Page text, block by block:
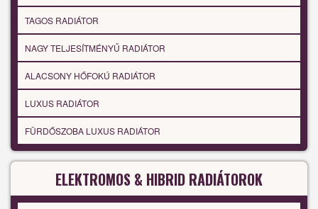
TAGOS RADIÁTOR
NAGY TELJESÍTMÉNYŰ RADIÁTOR
ALACSONY HŐFOKÚ RADIÁTOR
LUXUS RADIÁTOR
FÜRDŐSZOBA LUXUS RADIÁTOR
ELEKTROMOS & HIBRID RADIÁTOROK